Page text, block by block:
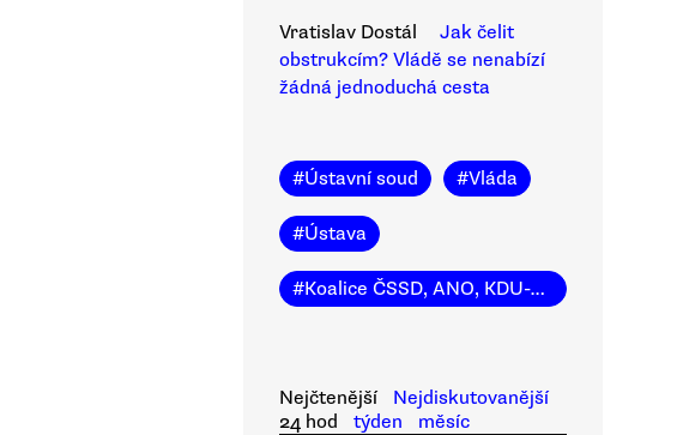
Vratislav Dostál
Jak čelit
obstrukcím? Vládě se nenabízí
žádná jednoduchá cesta
#Ústavní soud #Vláda
#Ústava
#Koalice ČSSD, ANO, KDU-ČSL
Nejčtenější
Nejdiskutovanější
24 hod
týden
měsíc